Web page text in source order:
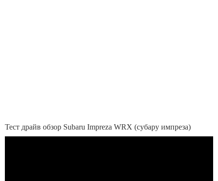
Тест драйв обзор Subaru Impreza WRX (субару импреза)